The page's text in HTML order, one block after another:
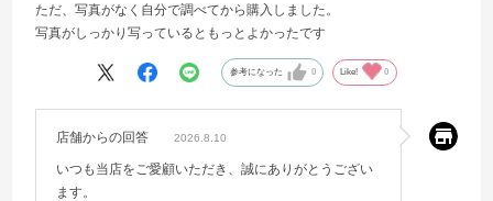
ただ、写真がなく自分で調べてから購入しました。
写真がしっかり写っているともっとよかったです
参考になった 0 Like! 0
店舗からの回答 2026.8.10
いつも当店をご愛顧いただき、誠にありがとうござい
ます。